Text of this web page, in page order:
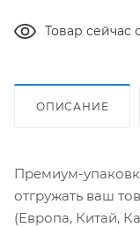
Товар сейчас
ОПИСАНИЕ
Премиум-
отгружать ваш
(Европа, Китай,